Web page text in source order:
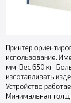
Принтер
использование.
мм. Вес 650 кг.
изготавливать
Устройство
Минимальная